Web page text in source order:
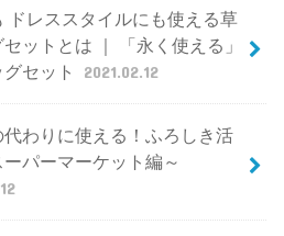
ドレススタイルにも使える草
ットとは ｜ 「永く使える」
セット
2021.02.12
代わりに使える！ふろしき活
ーパーマーケット編～